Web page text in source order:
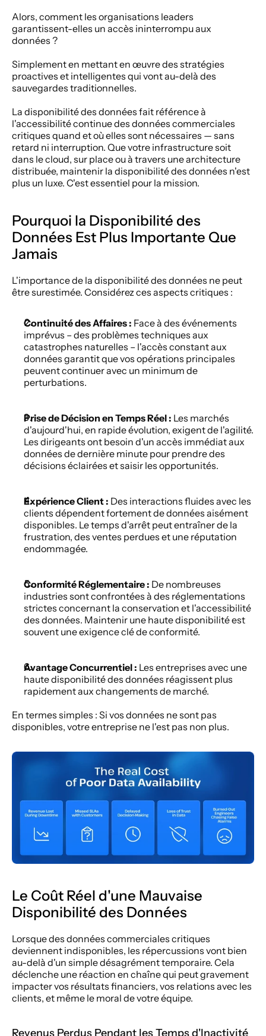
Alors, comment les organisations leaders
garantissent-elles un accès ininterrompu aux
données ?
Simplement en mettant en œuvre des stratégies
proactives et intelligentes qui vont au-delà des
sauvegardes traditionnelles.
La disponibilité des données fait référence à
l'accessibilité continue des données commerciales
critiques quand et où elles sont nécessaires — sans
retard ni interruption. Que votre infrastructure soit
dans le cloud, sur place ou à travers une architecture
distribuée, maintenir la disponibilité des données n'est
plus un luxe. C'est essentiel pour la mission.
Pourquoi la Disponibilité des
Données Est Plus Importante Que
Jamais
L'importance de la disponibilité des données ne peut
être surestimée. Considérez ces aspects critiques :
Continuité des Affaires : Face à des événements
imprévus – des problèmes techniques aux
catastrophes naturelles – l'accès constant aux
données garantit que vos opérations principales
peuvent continuer avec un minimum de
perturbations.
Prise de Décision en Temps Réel : Les marchés
d'aujourd'hui, en rapide évolution, exigent de l'agilité.
Les dirigeants ont besoin d'un accès immédiat aux
données de dernière minute pour prendre des
décisions éclairées et saisir les opportunités.
Expérience Client : Des interactions fluides avec les
clients dépendent fortement de données aisément
disponibles. Le temps d'arrêt peut entraîner de la
frustration, des ventes perdues et une réputation
endommagée.
Conformité Réglementaire : De nombreuses
industries sont confrontées à des réglementations
strictes concernant la conservation et l'accessibilité
des données. Maintenir une haute disponibilité est
souvent une exigence clé de conformité.
Avantage Concurrentiel : Les entreprises avec une
haute disponibilité des données réagissent plus
rapidement aux changements de marché.
En termes simples : Si vos données ne sont pas
disponibles, votre entreprise ne l'est pas non plus.
Le Coût Réel d'une Mauvaise
Disponibilité des Données
Lorsque des données commerciales critiques
deviennent indisponibles, les répercussions vont bien
au-delà d'un simple désagrément temporaire. Cela
déclenche une réaction en chaîne qui peut gravement
impacter vos résultats financiers, vos relations avec les
clients, et même le moral de votre équipe.
Revenus Perdus Pendant les Temps d'Inactivité